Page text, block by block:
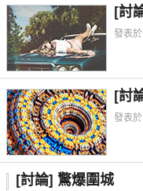
[討
發表
[討
發表
[討論] 驚爆圍城